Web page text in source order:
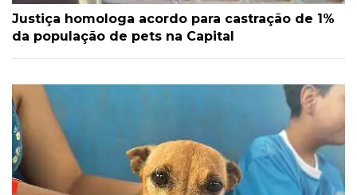
Justiça homologa acordo para castração de 1%
da população de pets na Capital